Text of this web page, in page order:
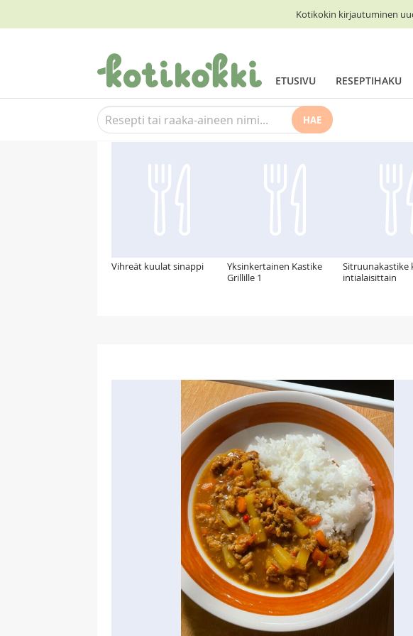
Kotikokin kirjautuminen
ETUSIVU RESEPTIHAKU
HAE
Suosittelemme myös
Vihreät kuulat sinappi
Yksinkertainen Kastike
Grillille 1
Sitruunakastike
intialaisittain